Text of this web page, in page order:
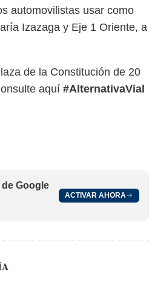
automovilistas usar como
Izazaga y Eje 1 Oriente, a
de la Constitución de 20
aquí #AlternativaVial
Google
ACTIVAR AHORA